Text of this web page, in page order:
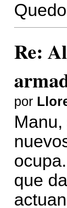
Re:
por
que